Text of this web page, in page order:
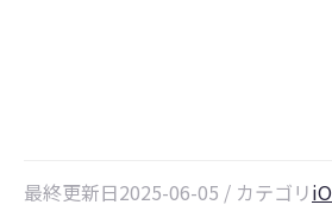
最終更新日2025-06-05 / カテゴリ